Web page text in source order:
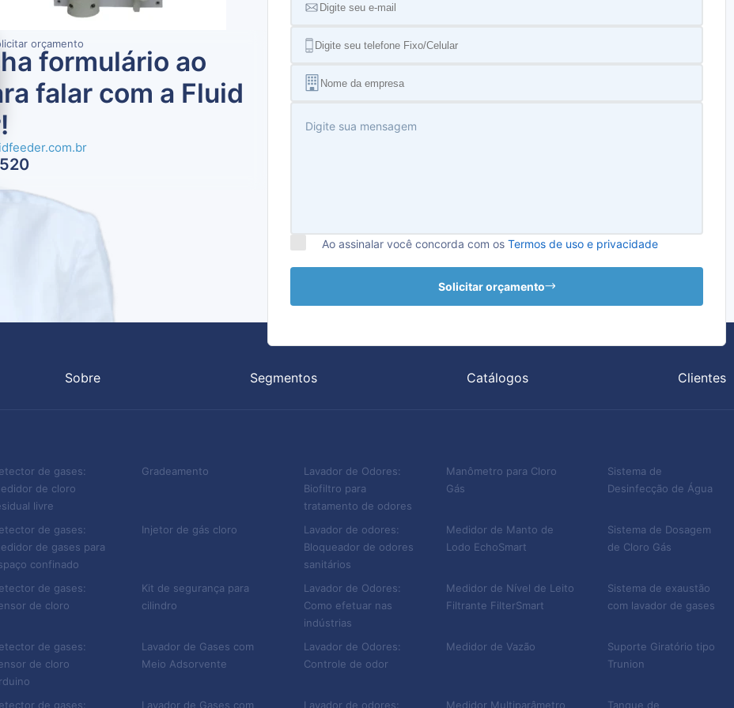
orçamento
Em ambos os casos, o aparelho conta com sensores capazes de identificar a
presença de gases nocivos à saúde. Desse modo, os sensores emitem sinais que
indicam a incidência dos gases no ar. Esses sinais podem ser luminosos e/ou
sonoros, de modo que não haja dúvidas em relação ao aviso emitido.
A segurança em primeiro lugar
Afinal de contas, é responsabilidade da empresa oferecer total segurança aos
colaboradores no pleno exercício das atividades. Mas, nesse caso, podemos ir
mais além. Um detector de gás promove a segurança e bem-estar de todo o
Obviamente as questões envolvendo a prevenção de incêndios e de explosões
Então, contar com um detector de vazamento de gases traz apenas benefícios
para a indústria. E esse equipamento não ocupa muito espaço e não exige uma
grande estrutura para a sua operacionalidade.
Detector de gás da Fluid Feeder
A Fluid Feeder é uma empresa que está empenhada em oferecer mais segurança
ambiente.
Por isso, contamos com um detector de vazamento de gás exclusivo para as mais
formulário ao
falar com a Fluid
Ao assinalar você concorda com os Termos de uso e privacidade
Solicitar orçamento
Sobre Segmentos Catálogos Clientes
de gases:
de cloro
livre
de gases:
de gases para
confinado
de gases:
de cloro
de gases:
de cloro
de gases:
Gradeamento
Injetor de gás cloro
Kit de segurança para
cilindro
Lavador de Gases com
Meio Adsorvente
Lavador de Gases com
Lavador de Odores:
Biofiltro para
tratamento de odores
Lavador de odores:
Bloqueador de odores
sanitários
Lavador de Odores:
Como efetuar nas
indústrias
Lavador de Odores:
Controle de odor
Lavador de odores:
Manômetro para Cloro
Gás
Medidor de Manto de
Lodo EchoSmart
Medidor de Nível de Leito
Filtrante FilterSmart
Medidor de Vazão
Medidor Multiparâmetro
Sistema de
Desinfecção de Água
Sistema de Dosagem
de Cloro Gás
Sistema de exaustão
com lavador de gases
Suporte Giratório tipo
Trunion
Tanque de